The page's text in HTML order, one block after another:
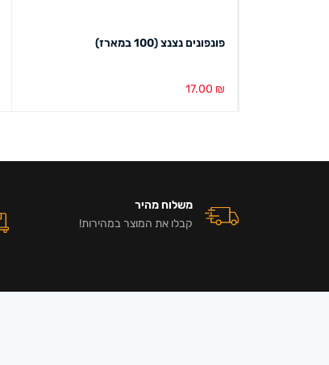
פונפונים נצנצ (100 במארז)
17.00 ₪
משלוח מהיר
קבלו את המוצר במהירות!